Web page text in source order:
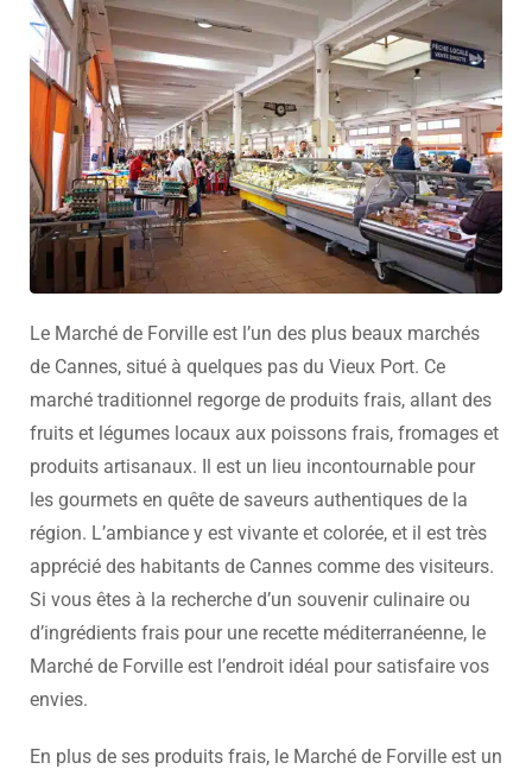
Le Marché de Forville est l’un des plus beaux marchés
de Cannes, situé à quelques pas du Vieux Port. Ce
marché traditionnel regorge de produits frais, allant des
fruits et légumes locaux aux poissons frais, fromages et
produits artisanaux. Il est un lieu incontournable pour
les gourmets en quête de saveurs authentiques de la
région. L’ambiance y est vivante et colorée, et il est très
apprécié des habitants de Cannes comme des visiteurs.
Si vous êtes à la recherche d’un souvenir culinaire ou
d’ingrédients frais pour une recette méditerranéenne, le
Marché de Forville est l’endroit idéal pour satisfaire vos
envies.
En plus de ses produits frais, le Marché de Forville est un